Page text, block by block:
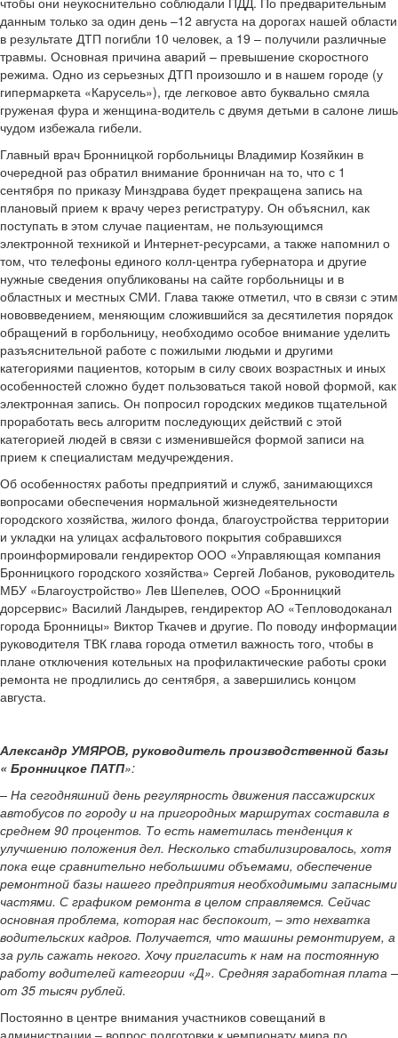
данным только за один день –12 августа на дорогах нашей области
в результате ДТП погибли 10 человек, а 19 – получили различные
травмы. Основная причина аварий – превышение скоростного
режима. Одно из серьезных ДТП произошло и в нашем городе (у
гипермаркета «Карусель»), где легковое авто буквально смяла
груженая фура и женщина-водитель с двумя детьми в салоне лишь
чудом избежала гибели.
Главный врач Бронницкой горбольницы Владимир Козяйкин в
очередной раз обратил внимание бронничан на то, что с 1
сентября по приказу Минздрава будет прекращена запись на
плановый прием к врачу через регистратуру. Он объяснил, как
поступать в этом случае пациентам, не пользующимся
электронной техникой и Интернет-ресурсами, а также напомнил о
том, что телефоны единого колл-центра губернатора и другие
нужные сведения опубликованы на сайте горбольницы и в
областных и местных СМИ. Глава также отметил, что в связи с этим
нововведением, меняющим сложившийся за десятилетия порядок
обращений в горбольницу, необходимо особое внимание уделить
разъяснительной работе с пожилыми людьми и другими
категориями пациентов, которым в силу своих возрастных и иных
особенностей сложно будет пользоваться такой новой формой, как
электронная запись. Он попросил городских медиков тщательной
проработать весь алгоритм последующих действий с этой
категорией людей в связи с изменившейся формой записи на
прием к специалистам медучреждения.
Об особенностях работы предприятий и служб, занимающихся
вопросами обеспечения нормальной жизнедеятельности
городского хозяйства, жилого фонда, благоустройства территории
и укладки на улицах асфальтового покрытия собравшихся
проинформировали гендиректор ООО «Управляющая компания
Бронницкого городского хозяйства» Сергей Лобанов, руководитель
МБУ «Благоустройство» Лев Шепелев, ООО «Бронницкий
дорсервис» Василий Ландырев, гендиректор АО «Тепловодоканал
города Бронницы» Виктор Ткачев и другие. По поводу информации
руководителя ТВК глава города отметил важность того, чтобы в
плане отключения котельных на профилактические работы сроки
ремонта не продлились до сентября, а завершились концом
августа.
Александр УМЯРОВ, руководитель производственной базы
« Бронницкое ПАТП»:
– На сегодняшний день регулярность движения пассажирских
автобусов по городу и на пригородных маршрутах составила в
среднем 90 процентов. То есть наметилась тенденция к
улучшению положения дел. Несколько стабилизировалось, хотя
пока еще сравнительно небольшими объемами, обеспечение
ремонтной базы нашего предприятия необходимыми запасными
частями. С графиком ремонта в целом справляемся. Сейчас
основная проблема, которая нас беспокоит, – это нехватка
водительских кадров. Получается, что машины ремонтируем, а
за руль сажать некого. Хочу пригласить к нам на постоянную
работу водителей категории «Д». Средняя заработная плата –
от 35 тысяч рублей.
Постоянно в центре внимания участников совещаний в